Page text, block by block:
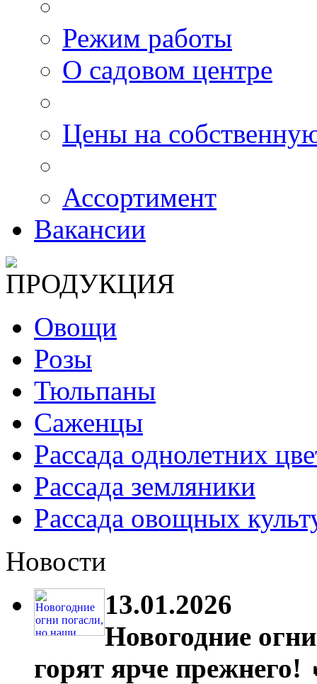
Режим работы
О садовом центре
Цены на
Ассортимент
Вакансии
ПРОДУКЦИЯ
Овощи
Розы
Тюльпаны
Саженцы
Рассада однолетних
Рассада земляники
Рассада овощных
Новости
13.01.2026
Новогодние
горят ярче прежнего!